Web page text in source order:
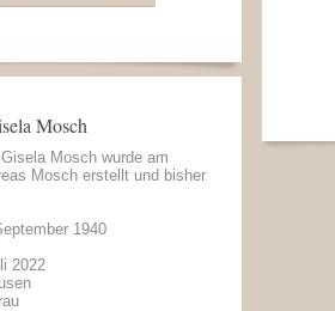
Mosch
Mosch wurde am
Mosch erstellt und bisher
1940
2022